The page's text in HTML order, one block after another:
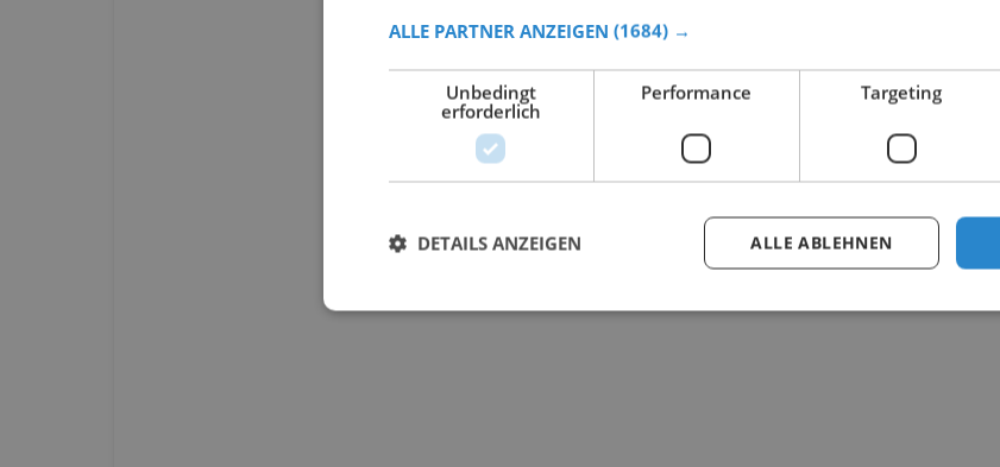
ALLE PARTNER ANZEIGEN (1684) →
Unbedingt
erforderlich
Performance Targeting
ALLE ABLEHNEN
DETAILS ANZEIGEN